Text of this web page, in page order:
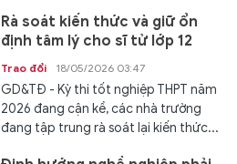
Rà soát kiến thức và giữ ổn
định tâm lý cho sĩ tử lớp 12
Trao đổi 18/05/2026 03:47
GD&TĐ - Kỳ thi tốt nghiệp THPT năm
2026 đang cận kề, các nhà trường
đang tập trung rà soát lại kiến thức...